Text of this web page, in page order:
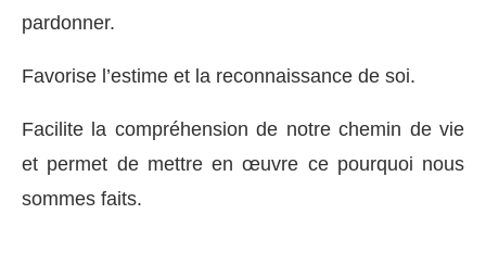
pardonner.
Favorise l’estime et la reconnaissance de soi.
Facilite la compréhension de notre chemin de vie
et permet de mettre en œuvre ce pourquoi nous
sommes faits.